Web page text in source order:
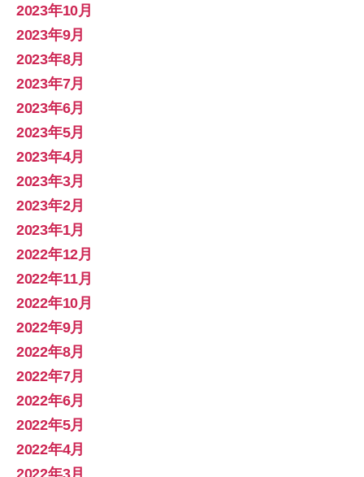
2023年10月
2023年9月
2023年8月
2023年7月
2023年6月
2023年5月
2023年4月
2023年3月
2023年2月
2023年1月
2022年12月
2022年11月
2022年10月
2022年9月
2022年8月
2022年7月
2022年6月
2022年5月
2022年4月
2022年3月